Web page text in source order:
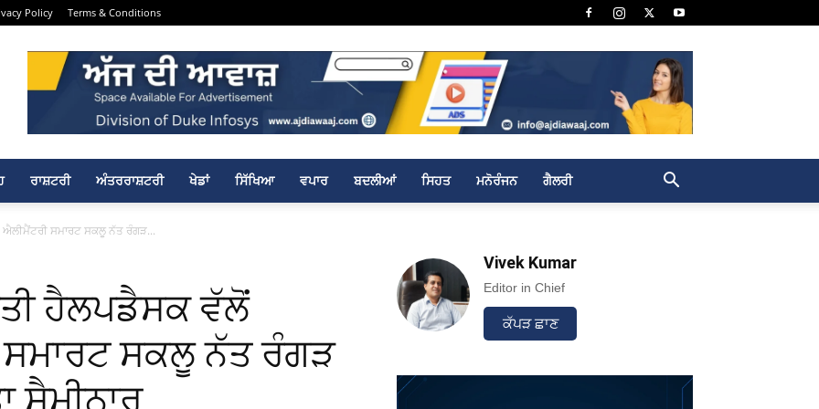
Policy Terms & Conditions
ਰਾਸ਼ਟਰੀ ਅੰਤਰਰਾਸ਼ਟਰੀ ਖੇਡਾਂ ਸਿੱਖਿਆ ਵਪਾਰ ਬਦਲੀਆਂ ਸਿਹਤ ਮਨੋਰੰਜਨ ਗੈਲਰੀ
ਐਲੀਮੈਂਟਰੀ ਸਮਾਰਟ ਸਕਲੂ ਨੱਤ ਰੰਗੜ...
ਹੈਲਪਡੈਸਕ ਵੱਲੋਂ
ਸਮਾਰਟ ਸਕਲੂ ਨੱਤ ਰੰਗੜ
ਸੈਮੀਨਾਰ
Vivek Kumar
Editor in Chief
ਕੱਪੜ ਛਾਣ